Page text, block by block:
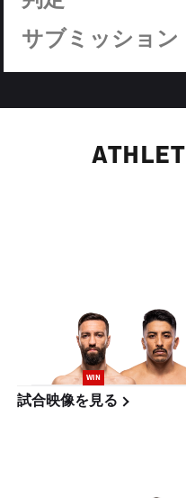
サブミッション
WIN
試合映像を見る